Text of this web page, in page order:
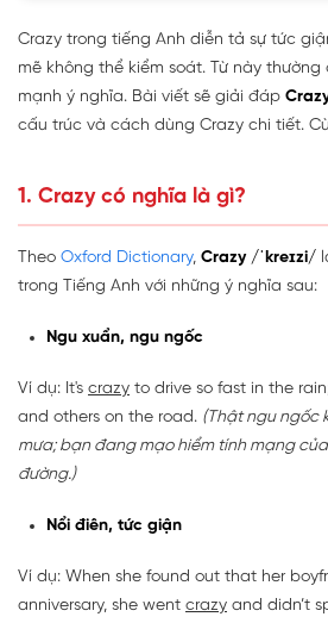
Crazy trong tiếng Anh diễn tả sự tức
mẽ không thể kiểm soát. Từ này
mạnh ý nghĩa. Bài viết sẽ giải đáp
cấu trúc và cách dùng Crazy chi tiết.
1. Crazy có nghĩa là gì?
Theo Oxford Dictionary, Crazy /ˈkreɪzi/
trong Tiếng Anh với những ý nghĩa sau:
Ngu xuẩn, ngu ngốc
Ví dụ: It's crazy to drive so fast in the
and others on the road. (Thật ngu ngốc
mưa; bạn đang mạo hiểm tính mạng
đường.)
Nổi điên, tức giận
Ví dụ: When she found out that her
anniversary, she went crazy and didn’t